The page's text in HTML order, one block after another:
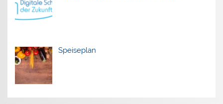
Speiseplan